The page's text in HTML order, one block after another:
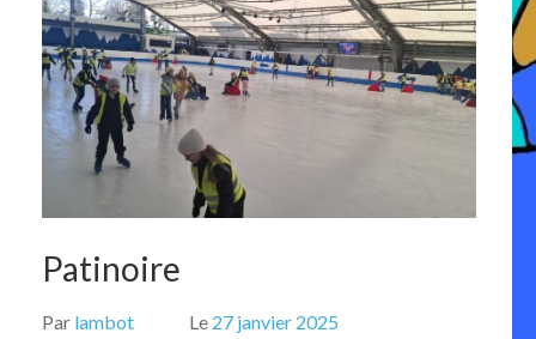
Patinoire
Par lambot Le 27 janvier 2025